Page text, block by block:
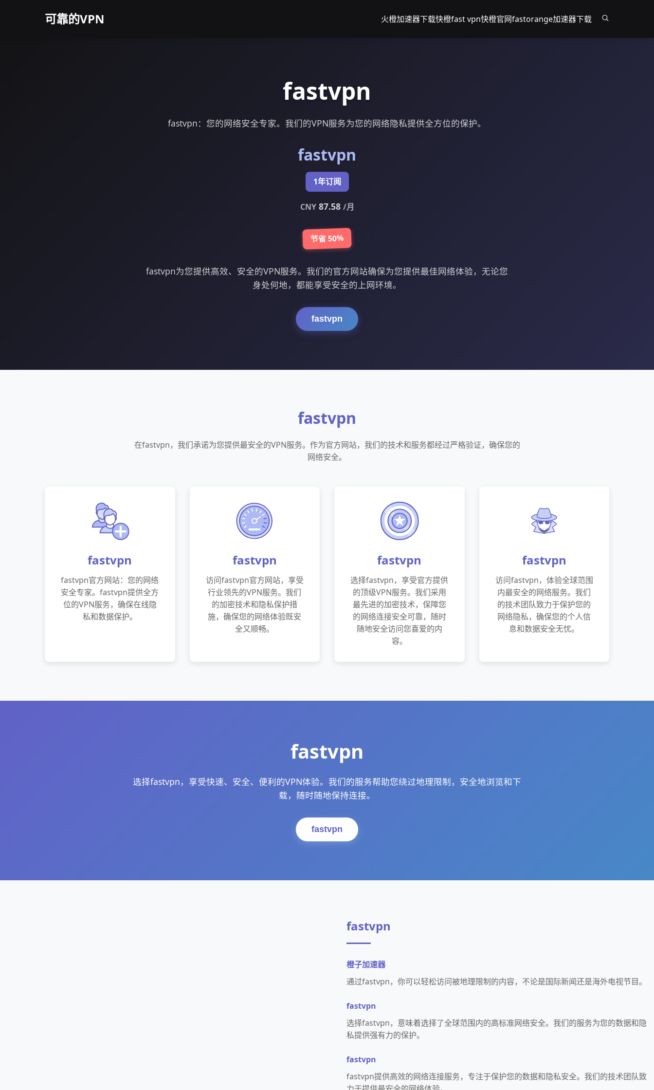
可靠的VPN 火橙加速器下载快橙fast vpn快橙官网fastorange加速器下载
fastvpn
fastvpn：您的网络安全专家。我们的VPN服务为您的网络隐私提供全方位的保护。
fastvpn
1年订阅
CNY87.58 /月
节省 50%
fastvpn为您提供高效、安全的VPN服务。我们的官方网站确保为您提供最佳网络体验，无论您
身处何地，都能享受安全的上网环境。
fastvpn
fastvpn
在fastvpn，我们承诺为您提供最安全的VPN服务。作为官方网站，我们的技术和服务都经过严格验证，确保您的
网络安全。
fastvpn
fastvpn官方网站：您的网络
安全专家。fastvpn提供全方
位的VPN服务，确保在线隐
私和数据保护。
fastvpn
访问fastvpn官方网站，享受
行业领先的VPN服务。我们
的加密技术和隐私保护措
施，确保您的网络体验既安
全又顺畅。
fastvpn
选择fastvpn，享受官方提供
的顶级VPN服务。我们采用
最先进的加密技术，保障您
的网络连接安全可靠，随时
随地安全访问您喜爱的内
容。
fastvpn
访问fastvpn，体验全球范围
内最安全的网络服务。我们
的技术团队致力于保护您的
网络隐私，确保您的个人信
息和数据安全无忧。
fastvpn
选择fastvpn，享受快速、安全、便利的VPN体验。我们的服务帮助您绕过地理限制，安全地浏览和下
载，随时随地保持连接。
fastvpn
fastvpn
橙子加速器
通过fastvpn，你可以轻松访问被地理限制的内容，不论是国际新闻还是海外电视节目。
fastvpn
选择fastvpn，意味着选择了全球范围内的高标准网络安全。我们的服务为您的数据和隐
私提供强有力的保护。
fastvpn
fastvpn提供高效的网络连接服务，专注于保护您的数据和隐私安全。我们的技术团队致